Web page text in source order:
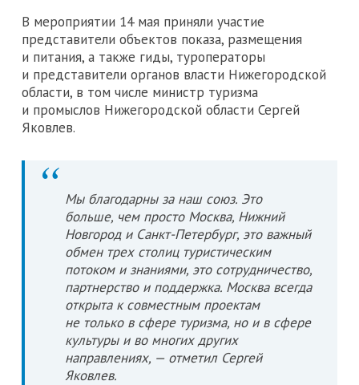
В мероприятии 14 мая приняли участие
представители объектов показа, размещения
и питания, а также гиды, туроператоры
и представители органов власти Нижегородской
области, в том числе министр туризма
и промыслов Нижегородской области Сергей
Яковлев.
Мы благодарны за наш союз. Это
больше, чем просто Москва, Нижний
Новгород и Санкт-Петербург, это важный
обмен трех столиц туристическим
потоком и знаниями, это сотрудничество,
партнерство и поддержка. Москва всегда
открыта к совместным проектам
не только в сфере туризма, но и в сфере
культуры и во многих других
направлениях, — отметил Сергей
Яковлев.